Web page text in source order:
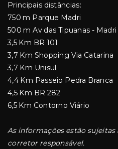
Principais distâncias:
750 m Parque Madri
500 m Av das Tipuanas - Madri
3,5 Km BR 101
3,7 Km Shopping Via Catarina
3,7 Km Unisul
4,4 Km Passeio Pedra Branca
4,5 Km BR 282
6,5 Km Contorno Viário
As informações estão sujeitas
corretor responsável.